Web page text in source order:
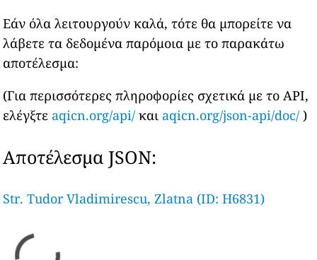
Εάν όλα λειτουργούν καλά, τότε θα μπορείτε να
λάβετε τα δεδομένα παρόμοια με το παρακάτω
αποτέλεσμα:
(Για περισσότερες πληροφορίες σχετικά με το API,
ελέγξτε aqicn.org/api/ και aqicn.org/json-api/doc/ )
Αποτέλεσμα JSON:
Str. Tudor Vladimirescu, Zlatna (ID: H6831)